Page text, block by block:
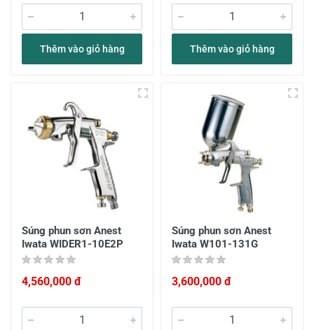
Thêm vào giỏ hàng Thêm vào giỏ hàng
Súng phun sơn Anest
Iwata WIDER1-10E2P
4,560,000 đ
Súng phun sơn Anest
Iwata W101-131G
3,600,000 đ